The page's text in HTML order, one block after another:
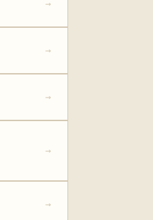
→
→
→
→
→